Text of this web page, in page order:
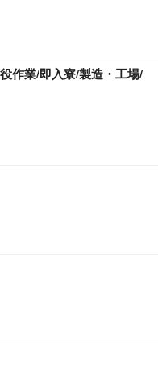
作業/即入寮/製造・工場/